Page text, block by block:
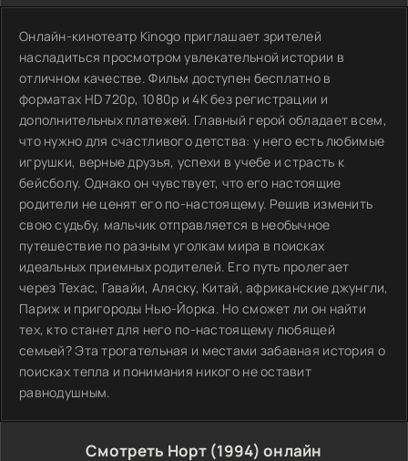
Онлайн-кинотеатр Kinogo приглашает зрителей
насладиться просмотром увлекательной истории в
отличном качестве. Фильм доступен бесплатно в
форматах HD 720p, 1080p и 4K без регистрации и
дополнительных платежей. Главный герой обладает всем,
что нужно для счастливого детства: у него есть любимые
игрушки, верные друзья, успехи в учебе и страсть к
бейсболу. Однако он чувствует, что его настоящие
родители не ценят его по-настоящему. Решив изменить
свою судьбу, мальчик отправляется в необычное
путешествие по разным уголкам мира в поисках
идеальных приемных родителей. Его путь пролегает
через Техас, Гавайи, Аляску, Китай, африканские джунгли,
Париж и пригороды Нью-Йорка. Но сможет ли он найти
тех, кто станет для него по-настоящему любящей
семьей? Эта трогательная и местами забавная история о
поисках тепла и понимания никого не оставит
равнодушным.
Смотреть Норт (1994) онлайн